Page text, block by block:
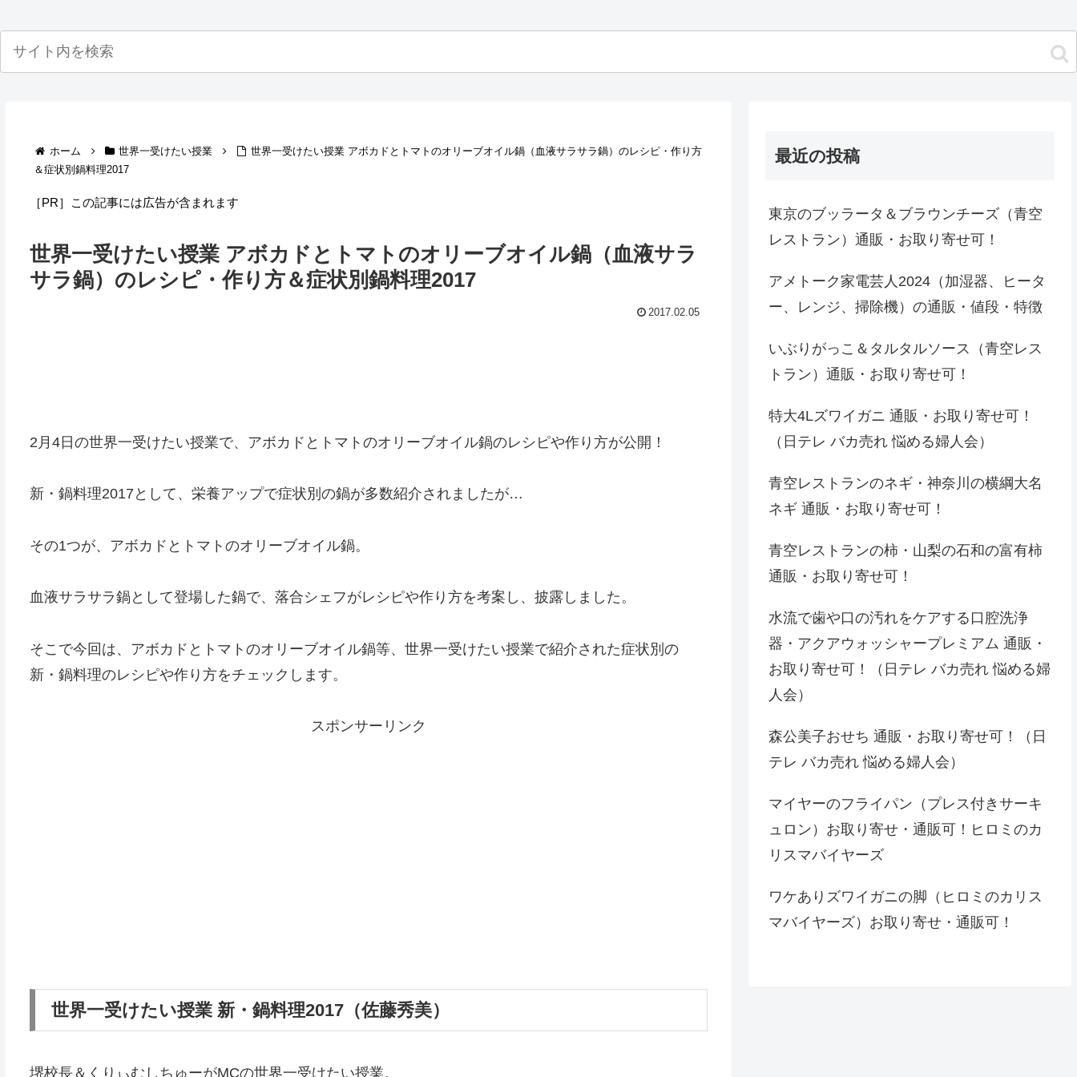
ホーム 世界一受けたい授業
世界一受けたい授業 アボカドとトマトのオリーブオイル鍋（血液サラサラ鍋）のレシピ・作り方
＆症状別鍋料理2017
［PR］この記事には広告が含まれます
世界一受けたい授業 アボカドとトマトのオリーブオイル鍋（血液サラ
サラ鍋）のレシピ・作り方＆症状別鍋料理2017
2017.02.05
2月4日の世界一受けたい授業で、アボカドとトマトのオリーブオイル鍋のレシピや作り方が公開！
新・鍋料理2017として、栄養アップで症状別の鍋が多数紹介されましたが…
その1つが、アボカドとトマトのオリーブオイル鍋。
血液サラサラ鍋として登場した鍋で、落合シェフがレシピや作り方を考案し、披露しました。
そこで今回は、アボカドとトマトのオリーブオイル鍋等、世界一受けたい授業で紹介された症状別の
新・鍋料理のレシピや作り方をチェックします。
スポンサーリンク
世界一受けたい授業 新・鍋料理2017（佐藤秀美）
堺校長＆くりぃむしちゅーがMCの世界一受けたい授業。
最近の投稿
東京のブッラータ＆ブラウンチーズ（青空
レストラン）通販・お取り寄せ可！
アメトーク家電芸人2024（加湿器、ヒータ
ー、レンジ、掃除機）の通販・値段・特徴
いぶりがっこ＆タルタルソース（青空レス
トラン）通販・お取り寄せ可！
特大4Lズワイガニ 通販・お取り寄せ可！
（日テレ バカ売れ 悩める婦人会）
青空レストランのネギ・神奈川の横綱大名
ネギ 通販・お取り寄せ可！
青空レストランの柿・山梨の石和の富有柿
通販・お取り寄せ可！
水流で歯や口の汚れをケアする口腔洗浄
器・アクアウォッシャープレミアム 通販・
お取り寄せ可！（日テレ バカ売れ 悩める婦
人会）
森公美子おせち 通販・お取り寄せ可！（日
テレ バカ売れ 悩める婦人会）
マイヤーのフライパン（プレス付きサーキ
ュロン）お取り寄せ・通販可！ヒロミのカ
リスマバイヤーズ
ワケありズワイガニの脚（ヒロミのカリス
マバイヤーズ）お取り寄せ・通販可！